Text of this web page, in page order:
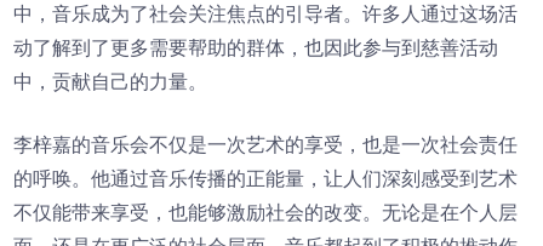
中，音乐成为了社会关注焦点的引导者。许多人通过这场活
动了解到了更多需要帮助的群体，也因此参与到慈善活动
中，贡献自己的力量。
李梓嘉的音乐会不仅是一次艺术的享受，也是一次社会责任
的呼唤。他通过音乐传播的正能量，让人们深刻感受到艺术
不仅能带来享受，也能够激励社会的改变。无论是在个人层